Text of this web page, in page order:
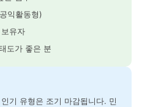
익활동형)
유자
도가 좋은 분
기 유형은 조기 마감됩니다. 민